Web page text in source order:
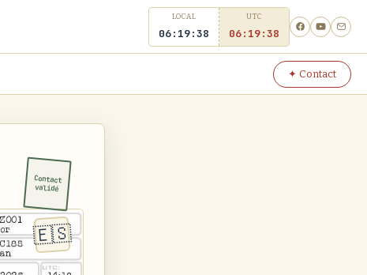
LOCAL
06:19:38
UTC
06 19 38
✦ Contact
🇪🇸
Contact
validé